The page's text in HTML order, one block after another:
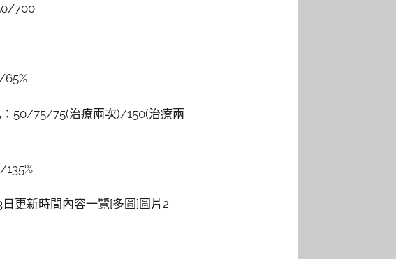
700
65%
：50/75/75(治療兩次)/150(治療兩